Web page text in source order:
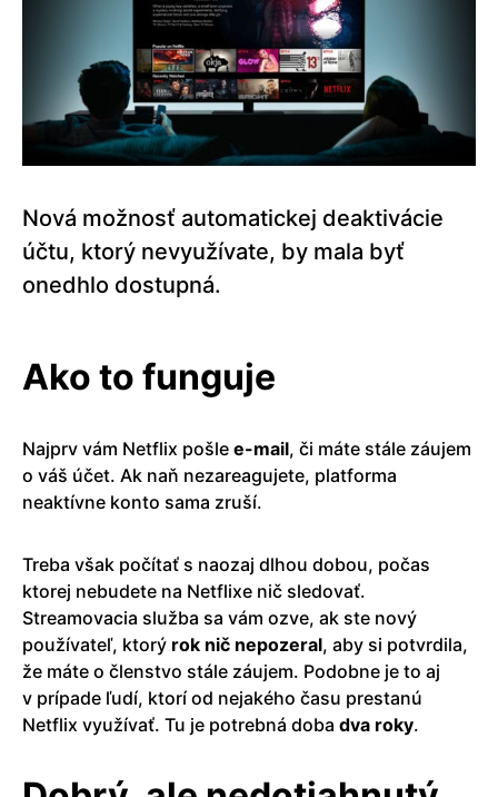
Nová možnosť automatickej deaktivácie
účtu, ktorý nevyužívate, by mala byť
onedhlo dostupná.
Ako to funguje
Najprv vám Netflix pošle e-mail, či máte stále záujem
o váš účet. Ak naň nezareagujete, platforma
neaktívne konto sama zruší.
Treba však počítať s naozaj dlhou dobou, počas
ktorej nebudete na Netflixe nič sledovať.
Streamovacia služba sa vám ozve, ak ste nový
používateľ, ktorý rok nič nepozeral, aby si potvrdila,
že máte o členstvo stále záujem. Podobne je to aj
v prípade ľudí, ktorí od nejakého času prestanú
Netflix využívať. Tu je potrebná doba dva roky.